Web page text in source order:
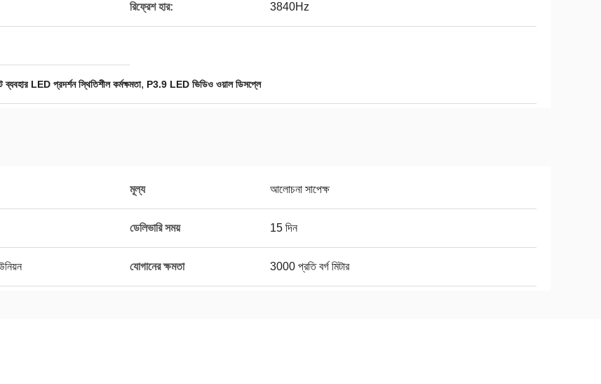
রিফ্রেশ হার: 3840Hz
ব্যবহার LED প্রদর্শন স্থিতিশীল কর্মক্ষমতা, P3.9 LED ভিডিও ওয়াল ডিসপ্লে
মূল্য আলোচনা সাপেক্ষ
ডেলিভারি সময় 15 দিন
যোগানের ক্ষমতা 3000 প্রতি বর্গ মিটার